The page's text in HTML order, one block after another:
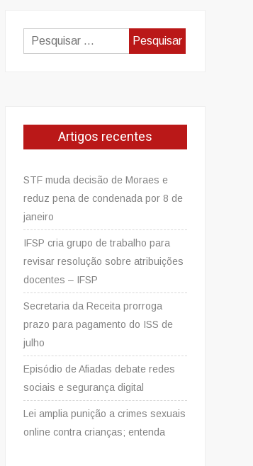
Pesquisar
por:
Artigos recentes
STF muda decisão de Moraes e
reduz pena de condenada por 8 de
janeiro
IFSP cria grupo de trabalho para
revisar resolução sobre atribuições
docentes – IFSP
Secretaria da Receita prorroga
prazo para pagamento do ISS de
julho
Episódio de Afiadas debate redes
sociais e segurança digital
Lei amplia punição a crimes sexuais
online contra crianças; entenda